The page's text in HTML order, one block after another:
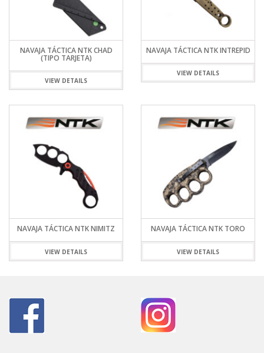
NAVAJA TÁCTICA NTK CHAD
(TIPO TARJETA)
VIEW DETAILS
NAVAJA TÁCTICA NTK INTREPID
VIEW DETAILS
NAVAJA TÁCTICA NTK NIMITZ
VIEW DETAILS
NAVAJA TÁCTICA NTK TORO
VIEW DETAILS